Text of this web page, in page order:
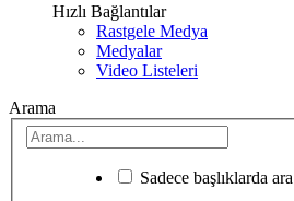
Hızlı Bağlantılar
Rastgele Medya
Medyalar
Video Listeleri
Arama
Sadece başlıklarda ara